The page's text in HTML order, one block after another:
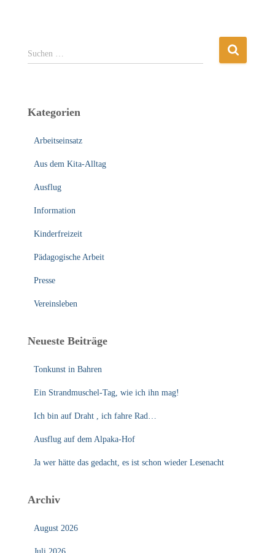
u
n
Suchen …
Kategorien
Arbeitseinsatz
Aus dem Kita-Alltag
Ausflug
Information
Kinderfreizeit
Pädagogische Arbeit
Presse
Vereinsleben
Neueste Beiträge
Tonkunst in Bahren
Ein Strandmuschel-Tag, wie ich ihn mag!
Ich bin auf Draht , ich fahre Rad…
Ausflug auf dem Alpaka-Hof
Ja wer hätte das gedacht, es ist schon wieder Lesenacht
Archiv
August 2026